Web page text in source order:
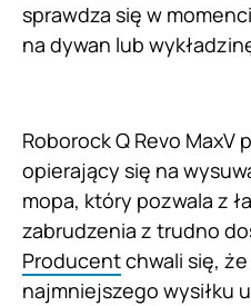
sprawdza się w
na dywan lub
Roborock Q Revo MaxV
opierający się na
mopa, który pozwala z
zabrudzenia z trudno
Producentchwali się,
najmniejszego wysiłku